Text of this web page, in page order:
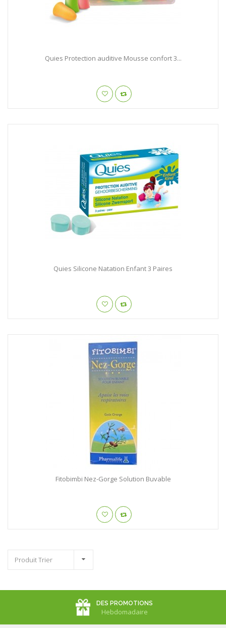
Quies Protection auditive Mousse confort 3...
Quies Silicone Natation Enfant 3 Paires
Fitobimbi Nez-Gorge Solution Buvable
Produit Trier
DES PROMOTIONS
Hebdomadaire